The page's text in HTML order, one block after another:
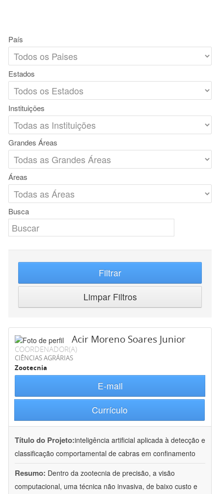
País
Estados
Instituições
Grandes Áreas
Áreas
Busca
Filtrar
Limpar Filtros
Acir Moreno Soares Junior
COORDENADOR(A)
CIÊNCIAS AGRÁRIAS
Zootecnia
E-mail
Currículo
Título do Projeto:inteligência artificial aplicada à detecção e
classificação comportamental de cabras em confinamento
Resumo: Dentro da zootecnia de precisão, a visão
computacional, uma técnica não invasiva, de baixo custo e